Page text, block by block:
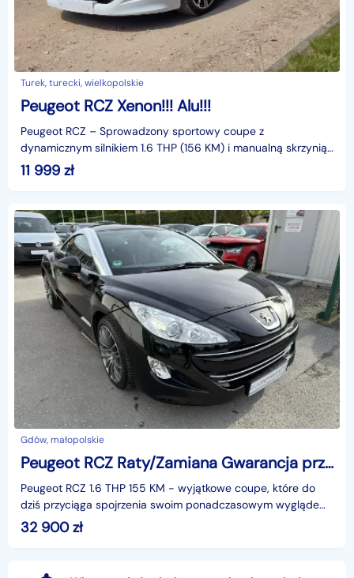
Turek, turecki, wielkopolskie
Peugeot RCZ Xenon!!! Alu!!!
Peugeot RCZ – Sprowadzony sportowy coupe z
dynamicznym silnikiem 1.6 THP (156 KM) i manualną skrzynią
biegów. Auto uszkodzone (szczegóły na zdjęciach), ale spra
11 999 zł
Gdów, małopolskie
Peugeot RCZ Raty/Zamiana Gwarancja przebieg tylko 60tyś km śliczny samochód
Peugeot RCZ 1.6 THP 155 KM − wyjątkowe coupe, które do
dziś przyciąga spojrzenia swoim ponadczasowym wyglądem.
Auto z bardzo niskim przebiegiem tylko 60 000 km,
32 900zł